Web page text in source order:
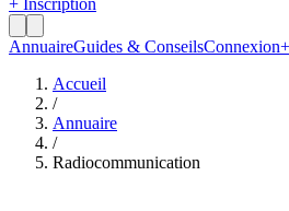
+ Inscription
AnnuaireGuides & ConseilsConnexion
Accueil
/
Annuaire
/
Radiocommunication